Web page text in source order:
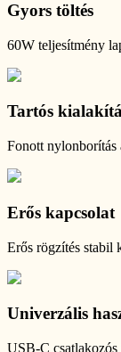
Gyors töltés
60W teljesítmény
Tartós
Fonott nylonborítás
Erős kapcsolat
Erős rögzítés stabil
Univerzális
USB-C csatlakozós